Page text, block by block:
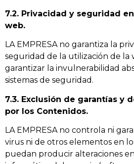
7.2. Privacidad y seguridad
web.
LA EMPRESA no garantiza la
seguridad de la utilización de la
garantizar la invulnerabilidad
sistemas de seguridad.
7.3. Exclusión de garantías y
por los Contenidos.
LA EMPRESA no controla ni
virus ni de otros elementos en
puedan producir alteraciones